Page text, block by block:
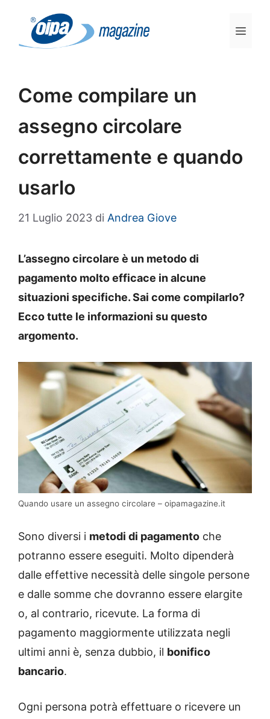
contenuto
Come compilare un
assegno circolare
correttamente e quando
usarlo
21 Luglio 2023 di Andrea Giove
L’assegno circolare è un metodo di
pagamento molto efficace in alcune
situazioni specifiche. Sai come compilarlo?
Ecco tutte le informazioni su questo
argomento.
Quando usare un assegno circolare – oipamagazine.it
Sono diversi i metodi di pagamento che
potranno essere eseguiti. Molto dipenderà
dalle effettive necessità delle singole persone
e dalle somme che dovranno essere elargite
o, al contrario, ricevute. La forma di
pagamento maggiormente utilizzata negli
ultimi anni è, senza dubbio, il bonifico
bancario.
Ogni persona potrà effettuare o ricevere un